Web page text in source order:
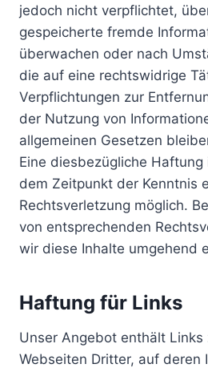
jedoch nicht verpflichtet,
gespeicherte fremde
überwachen oder nach
die auf eine rechtswidrige
Verpflichtungen zur
der Nutzung von
allgemeinen Gesetzen
Eine diesbezügliche
dem Zeitpunkt der Kenntnis
Rechtsverletzung möglich.
von entsprechenden
wir diese Inhalte umgehend
Haftung für Links
Unser Angebot enthält Links
Webseiten Dritter, auf deren